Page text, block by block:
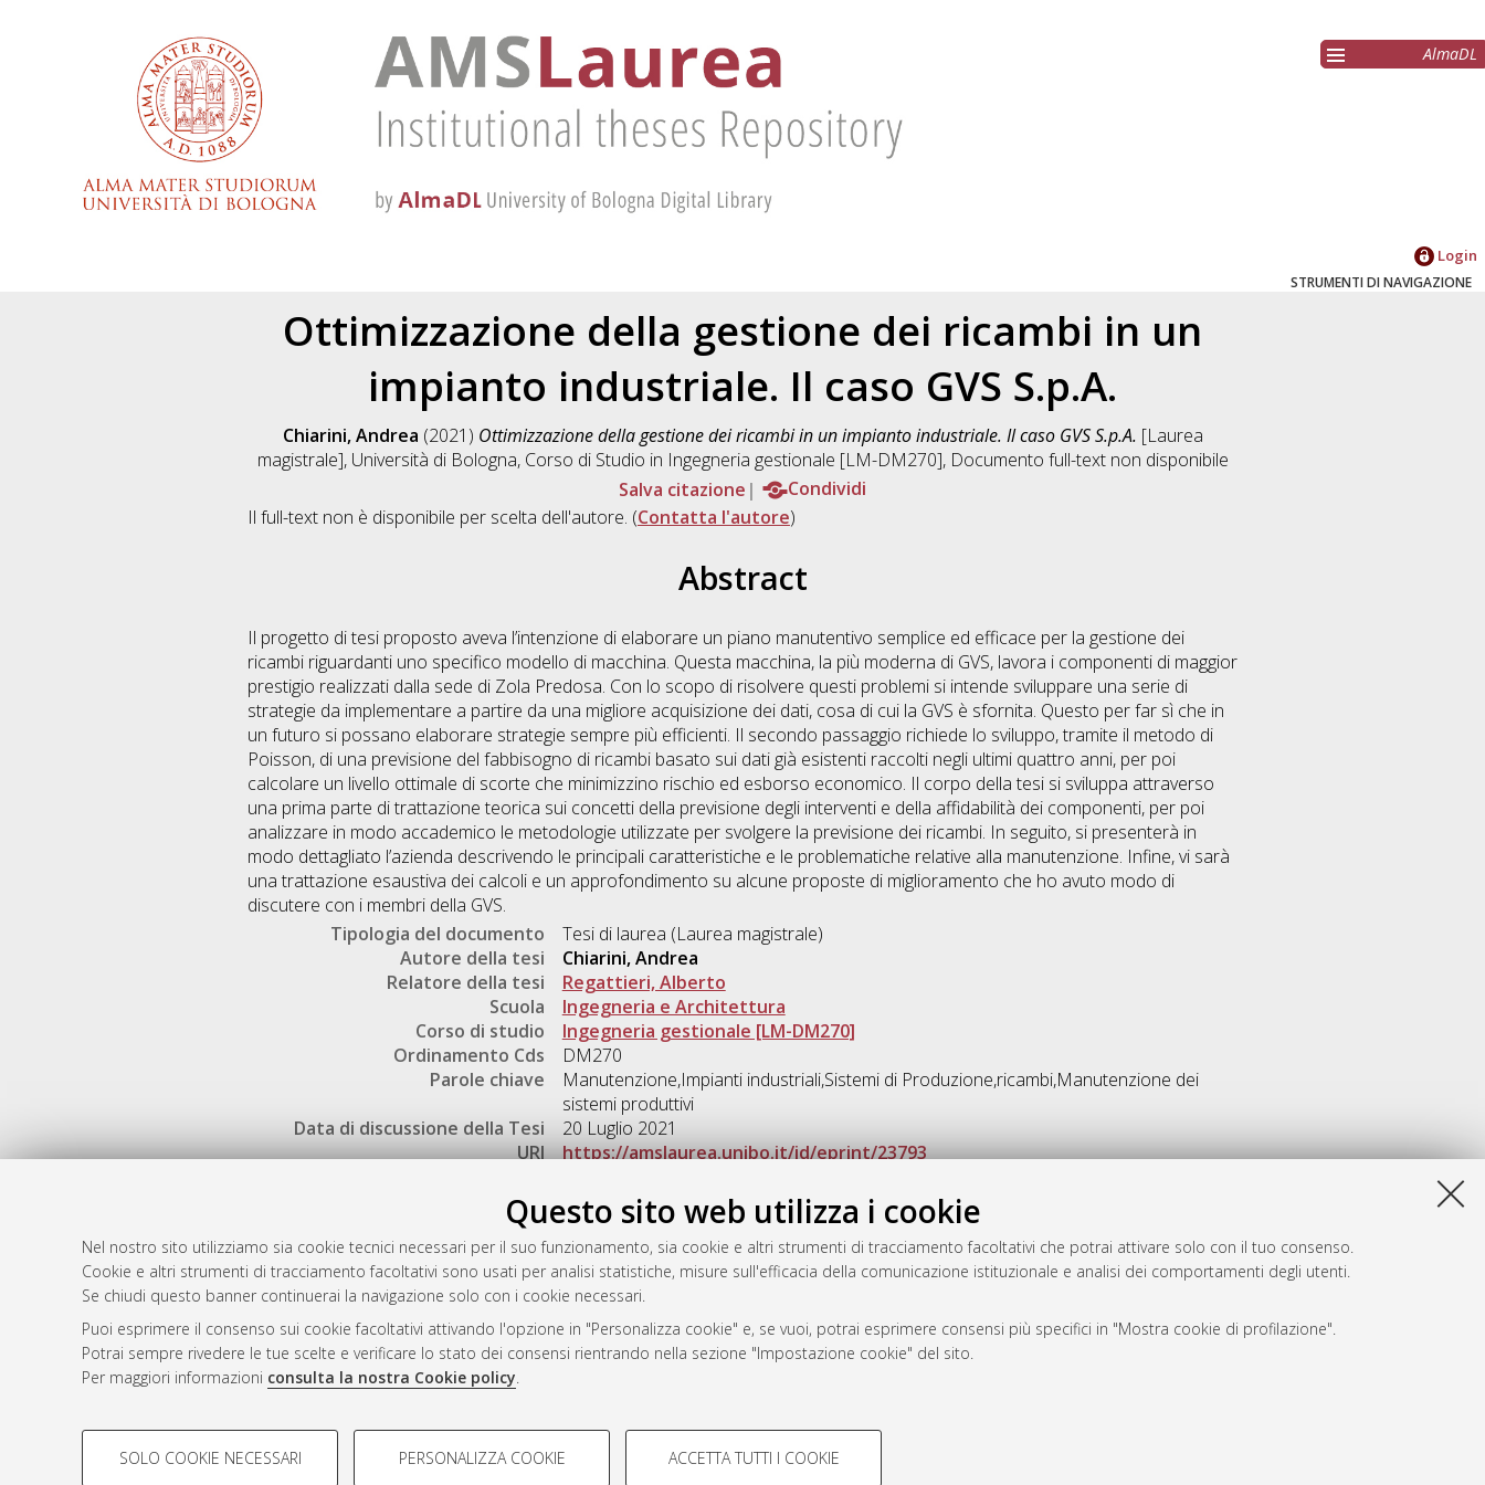
Questo sito web utilizza i cookie
Nel nostro sito utilizziamo sia cookie tecnici necessari per il suo funzionamento, sia cookie e altri strumenti di tracciamento facoltativi che potrai attivare solo con il tuo consenso.
Cookie e altri strumenti di tracciamento facoltativi sono usati per analisi statistiche, misure sull'efficacia della comunicazione istituzionale e analisi dei comportamenti degli utenti.
Se chiudi questo banner continuerai la navigazione solo con i cookie necessari.
Puoi esprimere il consenso sui cookie facoltativi attivando l'opzione in "Personalizza cookie" e, se vuoi, potrai esprimere consensi più specifici in "Mostra cookie di profilazione".
Potrai sempre rivedere le tue scelte e verificare lo stato dei consensi rientrando nella sezione "Impostazione cookie" del sito.
Per maggiori informazioni consulta la nostra Cookie policy.
COOKIE DI PROFILAZIONE - FACOLTATIVI COOKIE TECNICI - NECESSARI
SOLO COOKIE NECESSARI PERSONALIZZA COOKIE ACCETTA TUTTI I COOKIE
AlmaDL
Login
STRUMENTI DI NAVIGAZIONE
Ottimizzazione della gestione dei ricambi in un
impianto industriale. Il caso GVS S.p.A.
Chiarini, Andrea (2021) Ottimizzazione della gestione dei ricambi in un impianto industriale. Il caso GVS S.p.A. [Laurea
magistrale], Università di Bologna, Corso di Studio in Ingegneria gestionale [LM-DM270], Documento full-text non disponibile
Salva citazione
Condividi
Il full-text non è disponibile per scelta dell'autore. (Contatta l'autore)
Abstract
Il progetto di tesi proposto aveva l’intenzione di elaborare un piano manutentivo semplice ed efficace per la gestione dei
ricambi riguardanti uno specifico modello di macchina. Questa macchina, la più moderna di GVS, lavora i componenti di maggior
prestigio realizzati dalla sede di Zola Predosa. Con lo scopo di risolvere questi problemi si intende sviluppare una serie di
strategie da implementare a partire da una migliore acquisizione dei dati, cosa di cui la GVS è sfornita. Questo per far sì che in
un futuro si possano elaborare strategie sempre più efficienti. Il secondo passaggio richiede lo sviluppo, tramite il metodo di
Poisson, di una previsione del fabbisogno di ricambi basato sui dati già esistenti raccolti negli ultimi quattro anni, per poi
calcolare un livello ottimale di scorte che minimizzino rischio ed esborso economico. Il corpo della tesi si sviluppa attraverso
una prima parte di trattazione teorica sui concetti della previsione degli interventi e della affidabilità dei componenti, per poi
analizzare in modo accademico le metodologie utilizzate per svolgere la previsione dei ricambi. In seguito, si presenterà in
modo dettagliato l’azienda descrivendo le principali caratteristiche e le problematiche relative alla manutenzione. Infine, vi sarà
una trattazione esaustiva dei calcoli e un approfondimento su alcune proposte di miglioramento che ho avuto modo di
discutere con i membri della GVS.
Tipologia del documento
Tesi di laurea (Laurea magistrale)
Autore della tesi
Chiarini, Andrea
Relatore della tesi
Regattieri, Alberto
Scuola
Ingegneria e Architettura
Corso di studio
Ingegneria gestionale [LM-DM270]
Ordinamento Cds
DM270
Parole chiave
Manutenzione,Impianti industriali,Sistemi di Produzione,ricambi,Manutenzione dei
sistemi produttivi
Data di discussione della Tesi
20 Luglio 2021
URI
https://amslaurea.unibo.it/id/eprint/23793
Gestione del documento:
Atom
Rss 1.0
Rss 2.0
AMS Laurea
Servizio implementato e gestito da
Impostazioni Cookie
Informativa sulla privacy
Condizioni d’uso del sito